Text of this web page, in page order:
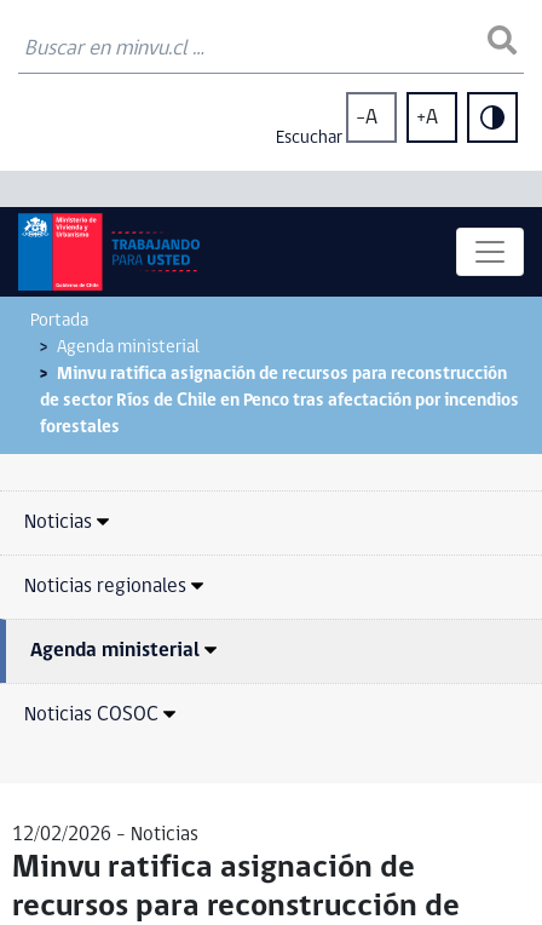
Escuchar
-A +A
Portada
Agenda ministerial
Minvu ratifica asignación de recursos para reconstrucción
de sector Ríos de Chile en Penco tras afectación por incendios
forestales
Noticias
Noticias regionales
Agenda ministerial
Noticias COSOC
12/02/2026 - Noticias
Minvu ratifica asignación de
recursos para reconstrucción de